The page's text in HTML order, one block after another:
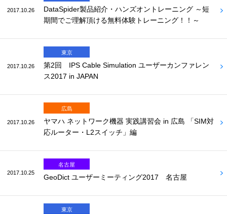
2017.10.26
DataSpider製品紹介・ハンズオントレーニング ～短
期間でご理解頂ける無料体験トレーニング！！～
2017.10.26
東京
第2回 IPS Cable Simulation ユーザーカンファレン
ス2017 in JAPAN
2017.10.26
広島
ヤマハ ネットワーク機器 実践講習会 in 広島 「SIM対
応ルーター・L2スイッチ」編
2017.10.25
名古屋
GeoDict ユーザーミーティング2017 名古屋
東京